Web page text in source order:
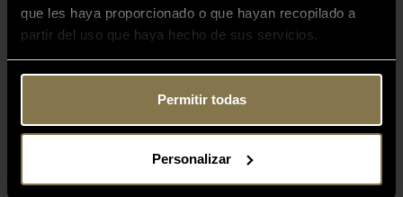
que les haya proporcionado o que hayan recopilado a
partir del uso que haya hecho de sus servicios.
Permitir todas
Personalizar